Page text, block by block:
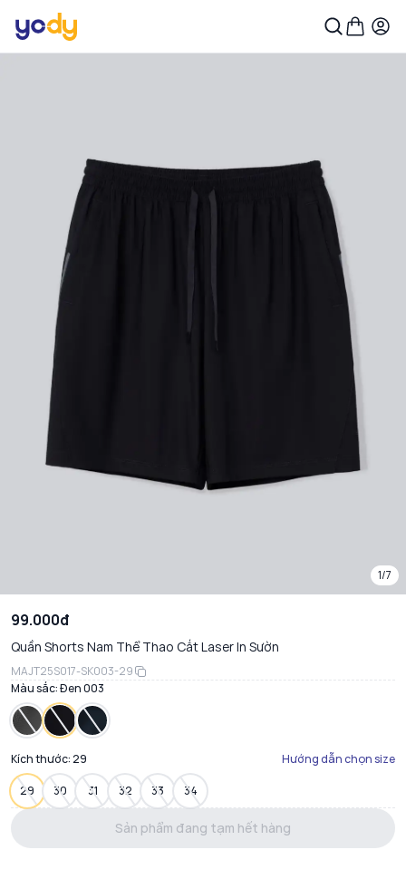
1/7
99.000đ
Quần Shorts Nam Thể Thao Cắt Laser In Sườn
MAJT25S017-SK003-29
Màu sắc:Đen 003
Kích thước:29 Hướng dẫn chọn size
29 30 31 32 33 34
Sản phẩm đang tạm hết hàng